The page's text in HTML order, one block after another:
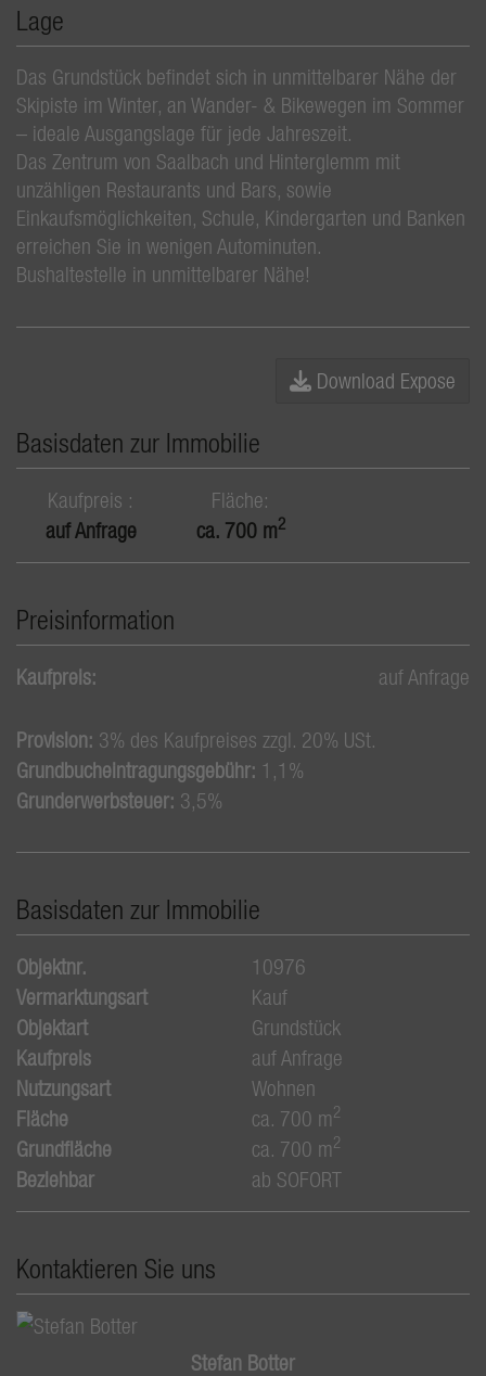
Lage
Das Grundstück befindet sich in unmittelbarer Nähe der
Skipiste im Winter, an Wander- & Bikewegen im Sommer
– ideale Ausgangslage für jede Jahreszeit.
Das Zentrum von Saalbach und Hinterglemm mit
unzähligen Restaurants und Bars, sowie
Einkaufsmöglichkeiten, Schule, Kindergarten und Banken
erreichen Sie in wenigen Autominuten.
Bushaltestelle in unmittelbarer Nähe!
Download Expose
Basisdaten zur Immobilie
Kaufpreis
auf Anfrage
Fläche
ca. 700 m2
Preisinformation
Kaufpreis: auf Anfrage
Provision: 3% des Kaufpreises zzgl. 20% USt.
Grundbucheintragungsgebühr: 1,1%
Grunderwerbsteuer: 3,5%
Basisdaten zur Immobilie
Objektnr.
10976
Vermarktungsart
Kauf
Objektart
Grundstück
Kaufpreis
auf Anfrage
Nutzungsart
Wohnen
Fläche
ca. 700 m2
Grundfläche ca. 700 m2
Beziehbar ab SOFORT
Kontaktieren Sie uns
Stefan Botter